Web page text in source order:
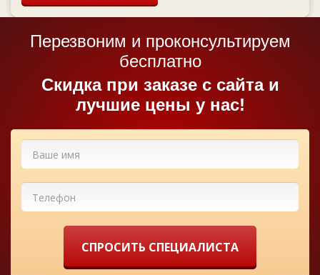
Перезвоним и проконсультируем
бесплатно
Cкидка при заказе с сайта и
лучшие цены у нас!
СПРОСИТЬ СПЕЦИАЛИСТА